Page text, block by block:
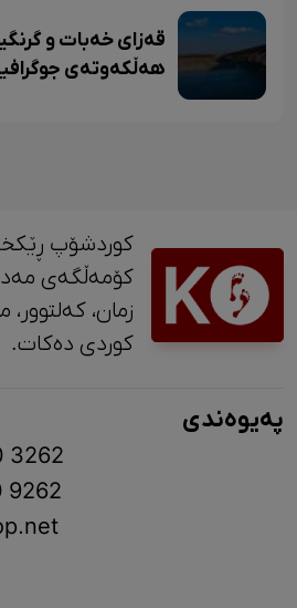
قەزای خەبات و
هەڵکەوتەی
کوردشۆپ
کۆمەڵگەی
کوردی دەکات.
پەیوەندی
3262
9262